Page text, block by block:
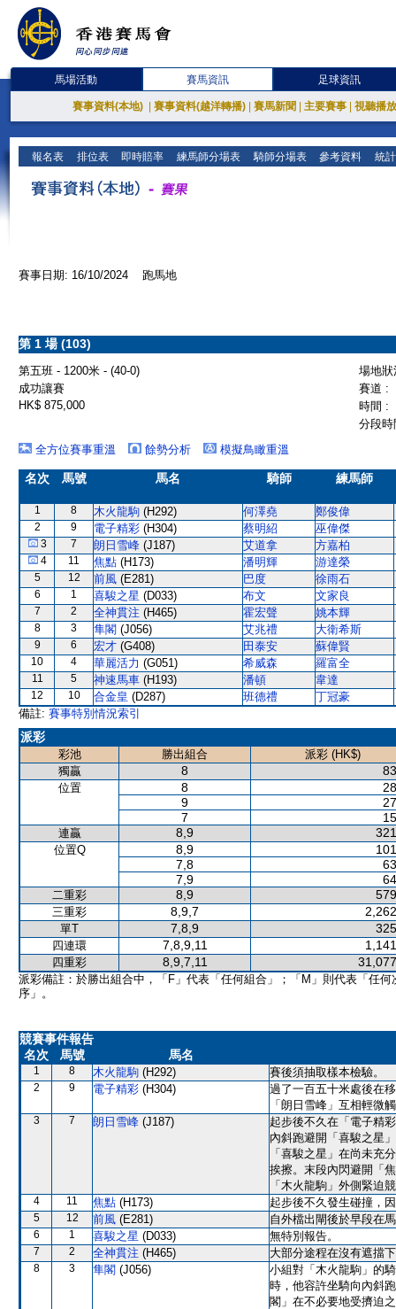
馬場活動 賽馬資訊 足球資訊
賽事資料(本地) 賽事資料(越洋轉播) 賽馬新聞 主要賽事 視聽播
報名表 排位表 即時賠率 練馬師分場表 騎師分場表 參考資料 統
賽事日期: 16/10/2024 跑馬地
第 1 場 (103)
第五班 - 1200米 - (40-0)
場地
成功讓賽
賽道 :
HK$ 875,000
時間 :
分段
全方位賽事重溫
餘勢分析 模擬鳥瞰重溫
名次 馬號 馬名 騎師 練馬師
1 8 木火龍駒 (H292) 何澤堯 鄭俊偉
2 9 電子精彩 (H304) 蔡明紹 巫偉傑
3 7 朗日雪峰 (J187) 艾道拿 方嘉柏
4 11 焦點 (H173) 潘明輝 游達榮
5 12 前風 (E281) 巴度 徐雨石
6 1 喜駿之星 (D033) 布文 文家良
7 2 全神貫注 (H465) 霍宏聲 姚本輝
8 3 隼閣 (J056) 艾兆禮 大衛希斯
9 6 宏才 (G408) 田泰安 蘇偉賢
10 4 華麗活力 (G051) 希威森 羅富全
11 5 神速馬車 (H193) 潘頓 韋達
12 10 合金皇 (D287) 班德禮
丁冠豪
備註: 賽事特別情況索引
派彩
彩池 勝出組合
派彩 (HK$)
獨贏
8
位置 8
9
7
連贏 8,9
位置Q 8,9
7,8
7,9
二重彩 8,9
三重彩 8,9,7
單T 7,8,9
四連環 7,8,9,11
四重彩 8,9,7,11
派彩備註：於勝出組合中，「F」代表「任何組合」；「M」則代表「任何
序」。
競賽事件報告
名次
馬號 馬名
1 8 木火龍駒 (H292) 賽後須抽取樣本檢驗。
2 9 電子精彩 (H304)
過了一百五十米處後在
「朗日雪峰」互相輕微
3 7 朗日雪峰 (J187)
起步後不久在「電子精
內斜跑避開「喜駿之星
「喜駿之星」在尚未充
挨擦。末段內閃避開「
「木火龍駒」外側緊迫
4 11 焦點 (H173) 起步後不久發生碰撞，
5 12 前風 (E281) 自外檔出閘後於早段在
6 1 喜駿之星 (D033) 無特別報告。
7 2 全神貫注 (H465) 大部分途程在沒有遮擋
8 3 隼閣 (J056)
小組對「木火龍駒」的
時，他容許坐騎向內斜
閣」在不必要地受擠迫